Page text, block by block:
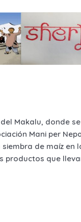
Makalu, donde
Mani per
de maíz en
productos que